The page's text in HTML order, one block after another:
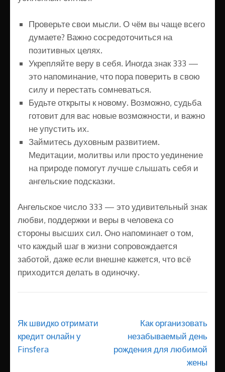
Проверьте свои мысли. О чём вы чаще всего
думаете? Важно сосредоточиться на
позитивных целях.
Укрепляйте веру в себя. Иногда знак 333 —
это напоминание, что пора поверить в свою
силу и перестать сомневаться.
Будьте открыты к новому. Возможно, судьба
готовит для вас новые возможности, и важно
не упустить их.
Займитесь духовным развитием.
Медитации, молитвы или просто уединение
на природе помогут лучше слышать себя и
ангельские подсказки.
Ангельское число 333 — это удивительный знак
любви, поддержки и веры в человека со
стороны высших сил. Оно напоминает о том,
что каждый шаг в жизни сопровождается
заботой, даже если внешне кажется, что всё
приходится делать в одиночку.
Навігація
записів
Як швидко отримати
кредит онлайн у
Finsfera
Как организовать
незабываемый день
рождения для любимой
жены